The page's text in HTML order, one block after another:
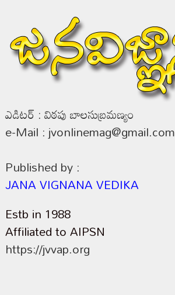
ఎడిటర్ : విఠపు బాలసుబ్రమణ్యం
e-Mail : jvonlinemag@gmail.com
Published by :
JANA VIGNANA VEDIKA
Estb in 1988
Affiliated to AIPSN
https://jvvap.org